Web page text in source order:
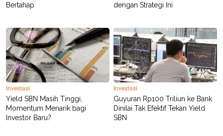
Bertahap
dengan Strategi Ini
Investasi
Yield SBN Masih Tinggi,
Momentum Menarik bagi
Investor Baru?
Investasi
Guyuran Rp100 Triliun ke Bank
Dinilai Tak Efektif Tekan Yield
SBN